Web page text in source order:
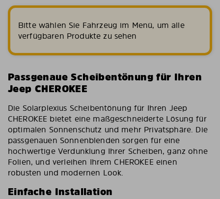
Bitte wählen Sie Fahrzeug im Menü, um alle
verfügbaren Produkte zu sehen
Passgenaue Scheibentönung für Ihren
Jeep CHEROKEE
Die Solarplexius Scheibentönung für Ihren Jeep
CHEROKEE bietet eine maßgeschneiderte Lösung für
optimalen Sonnenschutz und mehr Privatsphäre. Die
passgenauen Sonnenblenden sorgen für eine
hochwertige Verdunklung Ihrer Scheiben, ganz ohne
Folien, und verleihen Ihrem CHEROKEE einen
robusten und modernen Look.
Einfache Installation